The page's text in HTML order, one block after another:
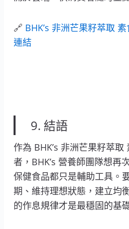
🔗 BHK’s 非洲芒果籽萃取
連結
9. 結語
作為 BHK’s 非洲芒果籽萃
者，BHK’s 營養師團隊想再
保健食品都只是輔助工具。
期、維持理想狀態，建立均
的作息規律才是最穩固的基